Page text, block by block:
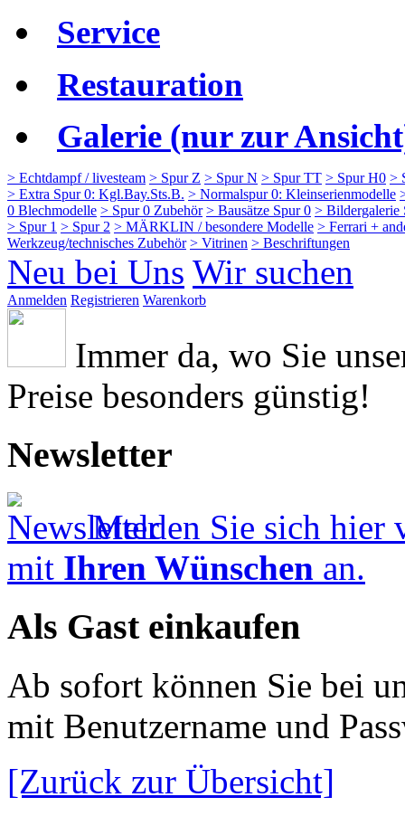
Service
Restauration
Galerie (nur zur
> Echtdampf / livesteam > Spur Z > Spur N > Spur TT > Spur H0 >
> Extra Spur 0: Kgl.Bay.Sts.B. > Normalspur 0: Kleinserienmodelle
0 Blechmodelle > Spur 0 Zubehör > Bausätze Spur 0 > Bildergalerie
> Spur 1 > Spur 2 > MÄRKLIN / besondere Modelle > Ferrari +
Werkzeug/technisches Zubehör > Vitrinen > Beschriftungen
Neu bei Uns Wir suchen
Anmelden Registrieren Warenkorb
Immer da, wo Sie
Preise besonders günstig!
Newsletter
Melden Sie sich
mit Ihren Wünschen an.
Als Gast einkaufen
Ab sofort können Sie bei
mit Benutzername und
[Zurück zur Übersicht]